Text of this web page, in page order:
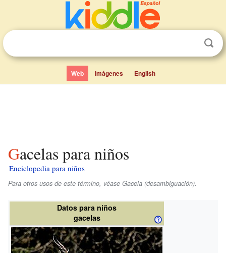
Web Imágenes English
Gacelas para niños
Enciclopedia para niños
Para otros usos de este término, véase Gacela (desambiguación).
Datos para niños
gacelas